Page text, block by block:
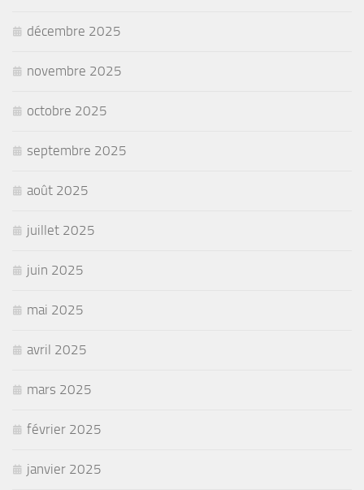
décembre 2025
novembre 2025
octobre 2025
septembre 2025
août 2025
juillet 2025
juin 2025
mai 2025
avril 2025
mars 2025
février 2025
janvier 2025